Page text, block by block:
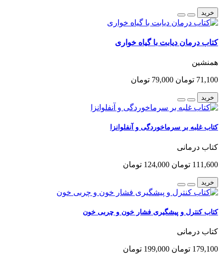
خرید
کتاب درمان دیابت با گیاه خواری
همنشین
71,100 تومان 79,000 تومان
خرید
کتاب غلبه بر سرماخوردگی و آنفلوانزا
کتاب درمانی
111,600 تومان 124,000 تومان
خرید
کتاب کنترل و پیشگیری فشار خون و چربی خون
کتاب درمانی
179,100 تومان 199,000 تومان